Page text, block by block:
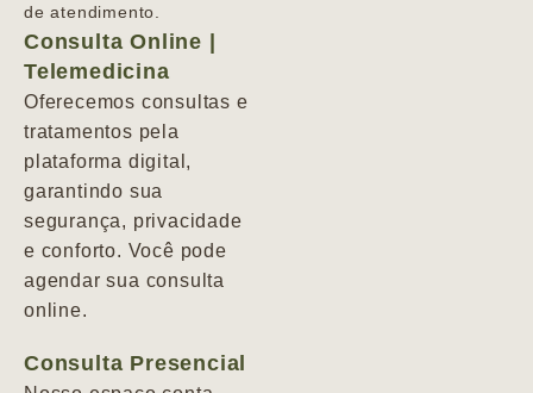
de atendimento.
Consulta Online |
Telemedicina
Oferecemos consultas e
tratamentos pela
plataforma digital,
garantindo sua
segurança, privacidade
e conforto. Você pode
agendar sua consulta
online.
Consulta Presencial